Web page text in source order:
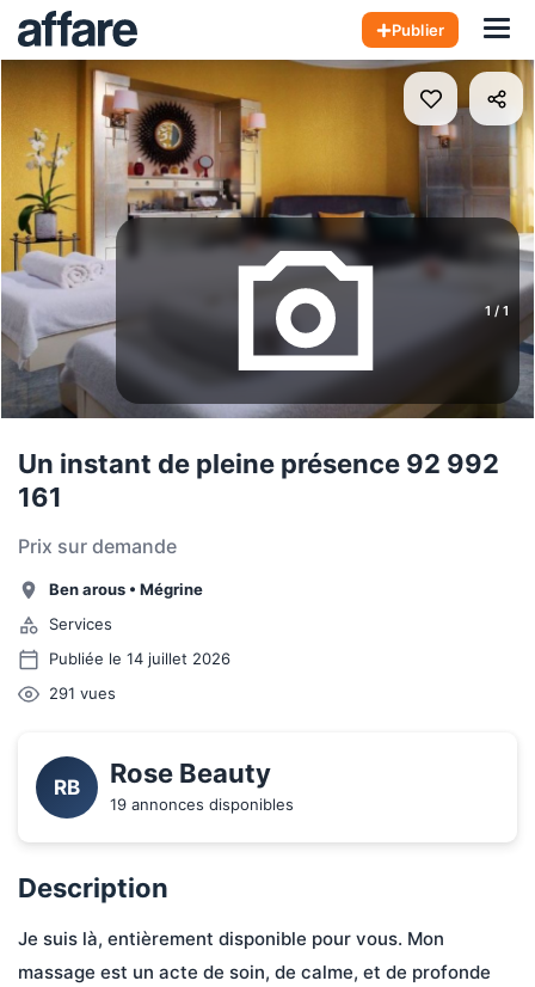
Publier
1 / 1
Un instant de pleine présence 92 992
161
Prix sur demande
Ben arous • Mégrine
Services
Publiée le 14 juillet 2026
291 vues
RB Rose Beauty
19 annonces disponibles
Description
Je suis là, entièrement disponible pour vous. Mon
massage est un acte de soin, de calme, et de profonde